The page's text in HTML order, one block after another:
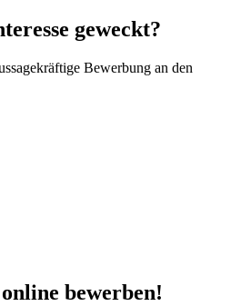
geweckt?
Bewerbung an den
bewerben!